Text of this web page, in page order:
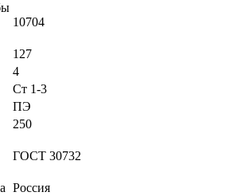
10704
127
4
Ст 1-3
ПЭ
250
ГОСТ 30732
Россия